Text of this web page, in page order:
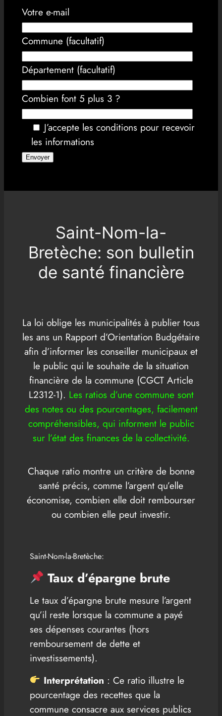
Votre e-mail
Commune (facultatif)
Département (facultatif)
Combien font 5 plus 3 ?
J’accepte les conditions pour recevoir
les informations
Saint-Nom-la-
Bretèche: son bulletin
de santé financière
La loi oblige les municipalités à publier tous
les ans un Rapport d’Orientation Budgétaire
afin d’informer les conseiller municipaux et
le public qui le souhaite de la situation
financière de la commune (CGCT Article
L2312-1). Les ratios d’une commune sont
des notes ou des pourcentages, facilement
compréhensibles, qui informent le public
sur l’état des finances de la collectivité.
Chaque ratio montre un critère de bonne
santé précis, comme l’argent qu’elle
économise, combien elle doit rembourser
ou combien elle peut investir.
Saint-Nom-la-Bretèche:
Taux d’épargne brute
Le taux d’épargne brute mesure l’argent
qu’il reste lorsque la commune a payé
ses dépenses courantes (hors
remboursement de dette et
investissements).
Interprétation : Ce ratio illustre le
pourcentage des recettes que la
commune consacre aux services publics